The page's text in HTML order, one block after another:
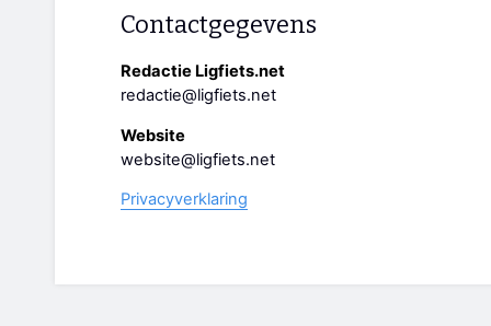
Contactgegevens
Redactie Ligfiets.net
redactie@ligfiets.net
Website
website@ligfiets.net
Privacyverklaring